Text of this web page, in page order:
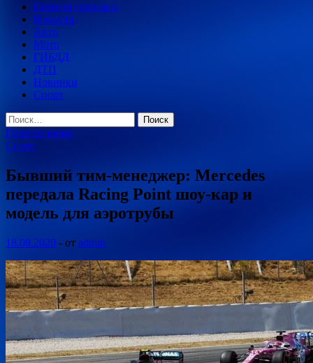
Главная страница
Новости
Авто
Мото
ГИБДД
ДТП
Новинки
Спорт
Найти:
Главное меню
Спорт
Бывший тим-менеджер: Mercedes
передала Racing Point шоу-кар и
модель для аэротрубы
18.08.2020 - от admin